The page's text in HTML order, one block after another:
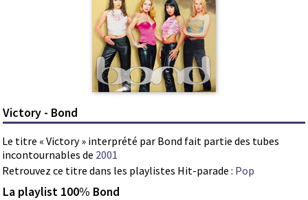
Victory - Bond
Le titre « Victory » interprété par Bond fait partie des tubes
incontournables de 2001
Retrouvez ce titre dans les playlistes Hit-parade : Pop
La playlist 100% Bond